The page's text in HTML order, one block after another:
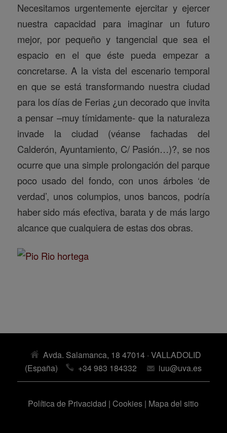
Necesitamos urgentemente ejercitar y ejercer
nuestra capacidad para imaginar un futuro
mejor, por pequeño y tangencial que sea el
espacio en el que éste pueda empezar a
concretarse. A la vista del escenario temporal
en que se está transformando nuestra ciudad
para los días de Ferias ¿un decorado que invita
a pensar –muy tímidamente- que la naturaleza
invade la ciudad (véanse fachadas del
Calderón, Ayuntamiento, C/ Pasión…)?, se nos
ocurre que una simple prolongación del parque
poco usado del fondo, con unos árboles ‘de
verdad’, unos columpios, unos bancos, podría
haber sido más efectiva, barata y de más largo
alcance que cualquiera de estas dos obras.
Avda. Salamanca, 18 47014 · VALLADOLID
(España)
+34 983 184332 iuu@uva.es
Política de Privacidad | Cookies | Mapa del sitio